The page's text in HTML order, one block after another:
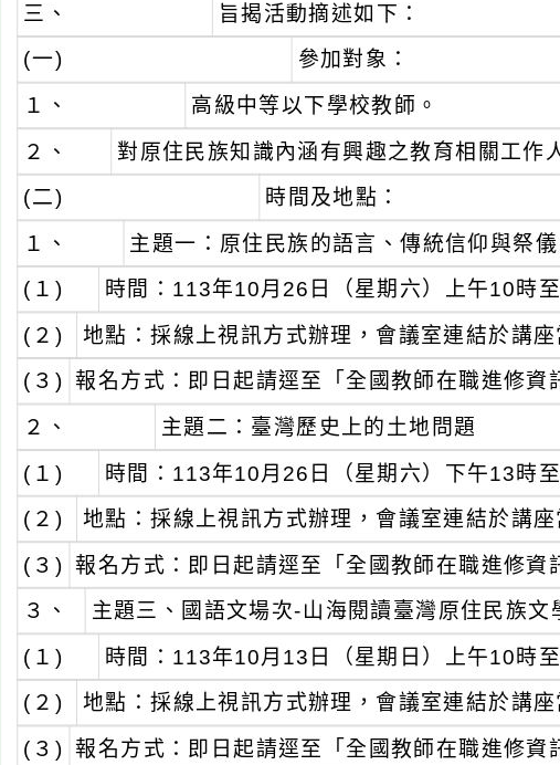
三、
旨揭活動摘述如下：
(一)
參加對象：
１、
高級中等以下學校教師。
２、 對原住民族知識內涵有興趣之教育相關工作
(二)
時間及地點：
１、
主題一：原住民族的語言、傳統信仰與祭儀
(１)
時間：113年10月26日（星期六）上午10時至
(２) 地點：採線上視訊方式辦理，會議室連結於講
(３) 報名方式：即日起請逕至「全國教師在職進修資
２、
主題二：臺灣歷史上的土地問題
(１)
時間：113年10月26日（星期六）下午13時至
(２)
地點：採線上視訊方式辦理，會議室連結於講
(３) 報名方式：即日起請逕至「全國教師在職進修資
３、 主題三、國語文場次-山海閱讀臺灣原住民族文
(１) 時間：113年10月13日（星期日）上午10時至
(２)
地點：採線上視訊方式辦理，會議室連結於講
(３) 報名方式：即日起請逕至「全國教師在職進修資